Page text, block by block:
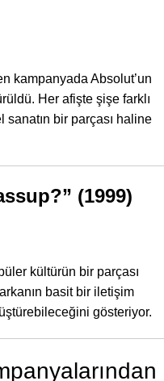
kampanyada Absolut’un
Her afişte şişe farklı
bir parçası haline
(1999)
kültürün bir parçası
basit bir iletişim
gösteriyor.